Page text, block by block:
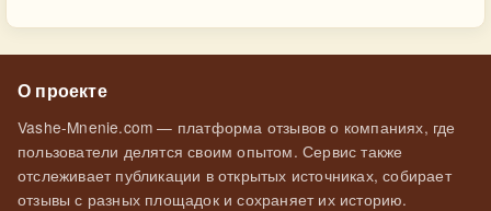
О проекте
Vashe-Mnenie.com — платформа отзывов о компаниях, где
пользователи делятся своим опытом. Сервис также
отслеживает публикации в открытых источниках, собирает
отзывы с разных площадок и сохраняет их историю.